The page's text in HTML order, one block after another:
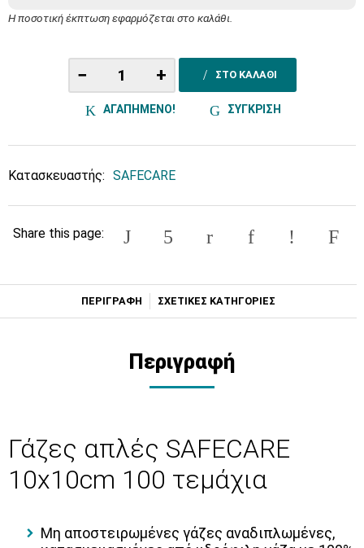
Η ποσοτική έκπτωση εφαρμόζεται στο καλάθι.
− + ΣΤΟ ΚΑΛΑΘΙ
ΑΓΑΠΗΜΕΝΟ! ΣΥΓΚΡΙΣΗ
Κατασκευαστής: SAFECARE
Share this page:
ΠΕΡΙΓΡΑΦΗ ΣΧΕΤΙΚΕΣ ΚΑΤΗΓΟΡΙΕΣ
Περιγραφή
Γάζες απλές SAFECARE
10x10cm 100 τεμάχια
Μη αποστειρωμένες γάζες αναδιπλωμένες,